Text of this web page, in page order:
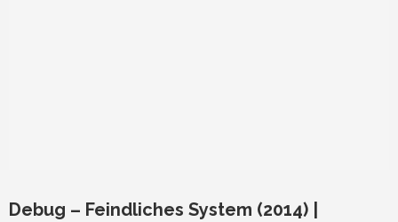
Debug – Feindliches System (2014) |